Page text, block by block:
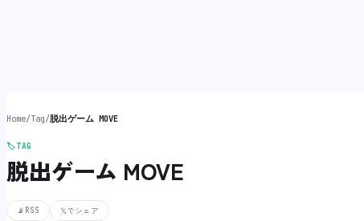
Home/Tag/脱出ゲーム MOVE
🏷️TAG
脱出ゲーム MOVE
📡 RSS 𝕏でシェア